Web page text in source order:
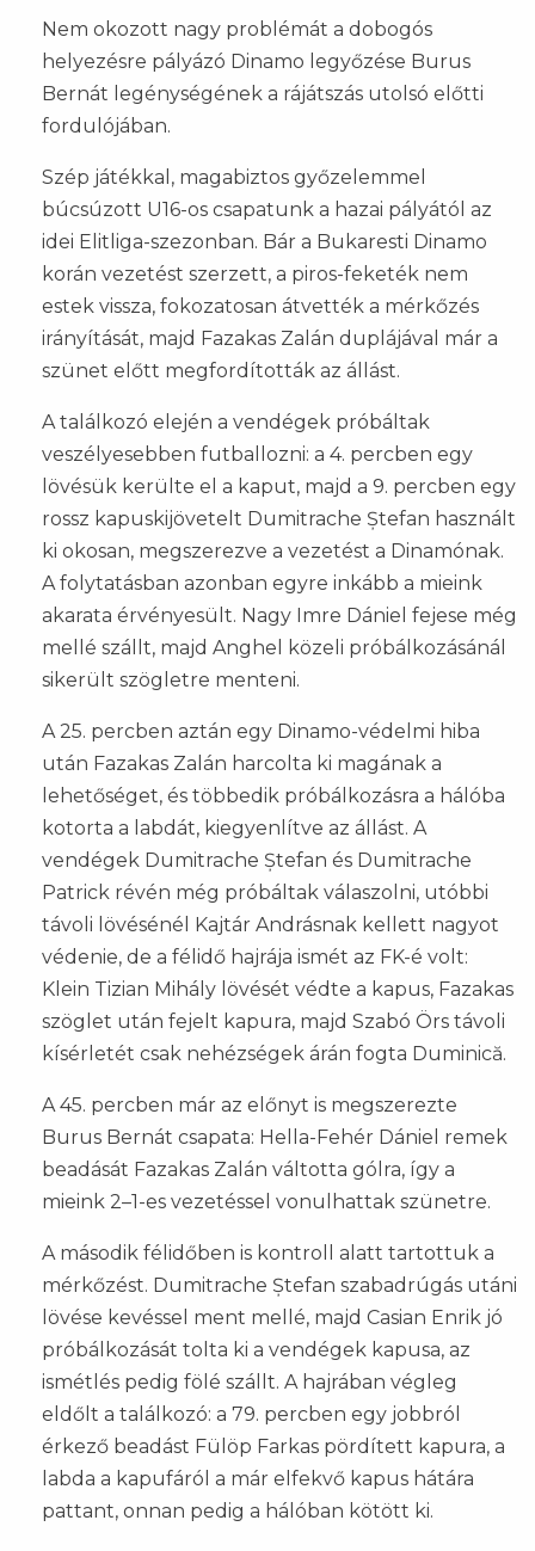
Nem okozott nagy problémát a dobogós
helyezésre pályázó Dinamo legyőzése Burus
Bernát legénységének a rájátszás utolsó előtti
fordulójában.
Szép játékkal, magabiztos győzelemmel
búcsúzott U16-os csapatunk a hazai pályától az
idei Elitliga-szezonban. Bár a Bukaresti Dinamo
korán vezetést szerzett, a piros-feketék nem
estek vissza, fokozatosan átvették a mérkőzés
irányítását, majd Fazakas Zalán duplájával már a
szünet előtt megfordították az állást.
A találkozó elején a vendégek próbáltak
veszélyesebben futballozni: a 4. percben egy
lövésük kerülte el a kaput, majd a 9. percben egy
rossz kapuskijövetelt Dumitrache Ștefan használt
ki okosan, megszerezve a vezetést a Dinamónak.
A folytatásban azonban egyre inkább a mieink
akarata érvényesült. Nagy Imre Dániel fejese még
mellé szállt, majd Anghel közeli próbálkozásánál
sikerült szögletre menteni.
A 25. percben aztán egy Dinamo-védelmi hiba
után Fazakas Zalán harcolta ki magának a
lehetőséget, és többedik próbálkozásra a hálóba
kotorta a labdát, kiegyenlítve az állást. A
vendégek Dumitrache Ștefan és Dumitrache
Patrick révén még próbáltak válaszolni, utóbbi
távoli lövésénél Kajtár Andrásnak kellett nagyot
védenie, de a félidő hajrája ismét az FK-é volt:
Klein Tizian Mihály lövését védte a kapus, Fazakas
szöglet után fejelt kapura, majd Szabó Örs távoli
kísérletét csak nehézségek árán fogta Duminică.
A 45. percben már az előnyt is megszerezte
Burus Bernát csapata: Hella-Fehér Dániel remek
beadását Fazakas Zalán váltotta gólra, így a
mieink 2–1-es vezetéssel vonulhattak szünetre.
A második félidőben is kontroll alatt tartottuk a
mérkőzést. Dumitrache Ștefan szabadrúgás utáni
lövése kevéssel ment mellé, majd Casian Enrik jó
próbálkozását tolta ki a vendégek kapusa, az
ismétlés pedig fölé szállt. A hajrában végleg
eldőlt a találkozó: a 79. percben egy jobbról
érkező beadást Fülöp Farkas pördített kapura, a
labda a kapufáról a már elfekvő kapus hátára
pattant, onnan pedig a hálóban kötött ki.